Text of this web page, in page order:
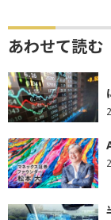
あわせて読む